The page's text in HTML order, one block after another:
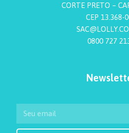
CORTE PRETO –
CEP 13.368-
0800 727